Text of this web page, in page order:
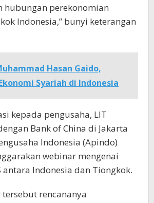
hubungan perekonomian
Indonesia,” bunyi keterangan
Hasan Gaido,
Syariah di Indonesia
kepada pengusaha, LIT
Bank of China di Jakarta
Indonesia (Apindo)
webinar mengenai
antara Indonesia dan Tiongkok.
rencananya